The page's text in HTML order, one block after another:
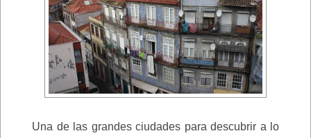
Una de las grandes ciudades para descubrir a lo